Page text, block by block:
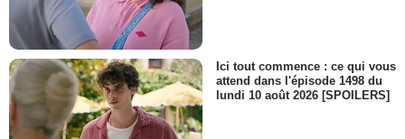
Ici tout commence : ce qui vous
attend dans l'épisode 1498 du
lundi 10 août 2026 [SPOILERS]